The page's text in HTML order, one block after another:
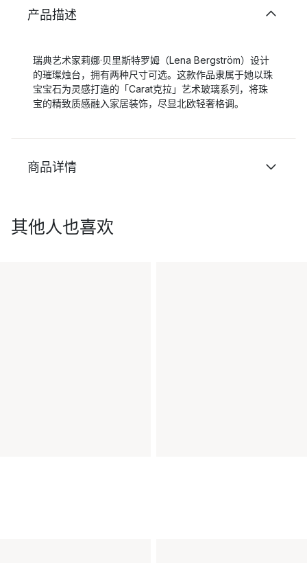
产品描述
瑞典艺术家莉娜·贝里斯特罗姆（Lena Bergström）设计
的璀璨烛台，拥有两种尺寸可选。这款作品隶属于她以珠
宝宝石为灵感打造的「Carat克拉」艺术玻璃系列，将珠
宝的精致质感融入家居装饰，尽显北欧轻奢格调。
商品详情
其他人也喜欢